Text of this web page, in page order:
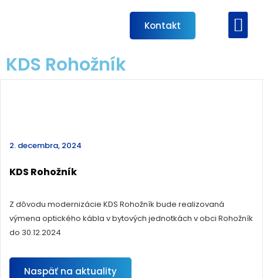
Kontakt
KDS Rohožník
2. decembra, 2024
KDS Rohožník
Z dôvodu modernizácie KDS Rohožník bude realizovaná
výmena optického kábla v bytových jednotkách v obci Rohožník
do 30.12.2024
Naspäť na aktuality